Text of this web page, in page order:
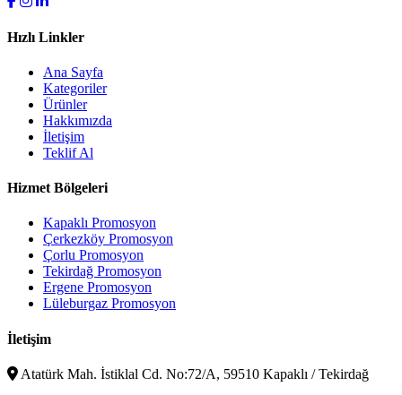
Hızlı Linkler
Ana Sayfa
Kategoriler
Ürünler
Hakkımızda
İletişim
Teklif Al
Hizmet Bölgeleri
Kapaklı Promosyon
Çerkezköy Promosyon
Çorlu Promosyon
Tekirdağ Promosyon
Ergene Promosyon
Lüleburgaz Promosyon
İletişim
Atatürk Mah. İstiklal Cd. No:72/A, 59510 Kapaklı / Tekirdağ